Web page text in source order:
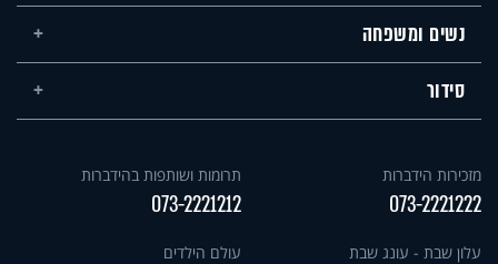
נשים ומשפחה
סידור
מזכירות הידברות
073-2221222
תרומות ושותפות בהידברות
073-2221212
עלון שבת - עונג שבת עולם הילדים